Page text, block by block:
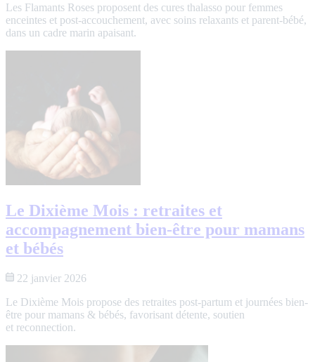
Les Flamants Roses proposent des cures thalasso pour femmes
enceintes et post-accouchement, avec soins relaxants et parent-bébé,
dans un cadre marin apaisant.
Le Dixième Mois : retraites et
accompagnement bien-être pour mamans
et bébés
22 janvier 2026
Le Dixième Mois propose des retraites post-partum et journées bien-
être pour mamans & bébés, favorisant détente, soutien
et reconnection.